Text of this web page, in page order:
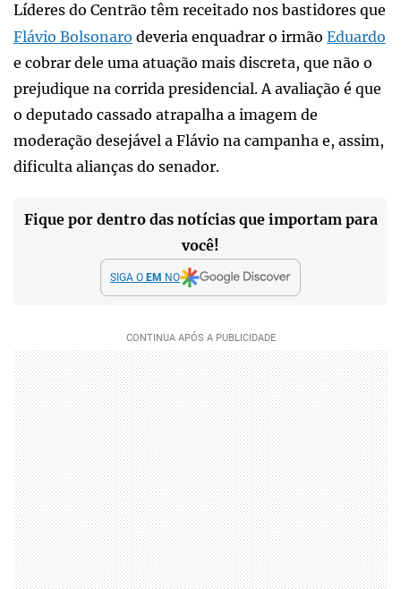
Líderes do Centrão têm receitado nos bastidores que
Flávio Bolsonaro deveria enquadrar o irmão Eduardo
e cobrar dele uma atuação mais discreta, que não o
prejudique na corrida presidencial. A avaliação é que
o deputado cassado atrapalha a imagem de
moderação desejável a Flávio na campanha e, assim,
dificulta alianças do senador.
Fique por dentro das notícias que importam para
você!
SIGA O EM NO